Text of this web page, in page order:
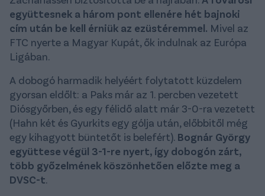
együttesnek a három pont ellenére hét bajnoki
cím után be kell érniük az ezüstéremmel. Mivel az
FTC nyerte a Magyar Kupát, ők indulnak az Európa
Ligában.
A dobogó harmadik helyéért folytatott küzdelem
gyorsan eldőlt: a Paks már az 1. percben vezetett
Diósgyőrben, és egy félidő alatt már 3-0-ra vezetett
(Hahn két és Gyurkits egy gólja után, előbbitől még
egy kihagyott büntetőt is belefért). Bognár György
együttese végül 3-1-re nyert, így dobogón zárt,
több győzelmének köszönhetően előzte meg a
DVSC-t.